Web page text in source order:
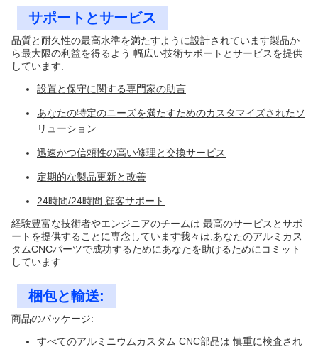
サポートとサービス
品質と耐久性の最高水準を満たすように設計されています製品か
ら最大限の利益を得るよう 幅広い技術サポートとサービスを提供
しています:
設置と保守に関する専門家の助言
あなたの特定のニーズを満たすためのカスタマイズされたソ
リューション
迅速かつ信頼性の高い修理と交換サービス
定期的な製品更新と改善
24時間/24時間 顧客サポート
経験豊富な技術者やエンジニアのチームは 最高のサービスとサポ
ートを提供することに専念しています我々は,あなたのアルミカス
タムCNCパーツで成功するためにあなたを助けるためにコミット
しています.
梱包と輸送:
商品のパッケージ:
すべてのアルミニウムカスタム CNC部品は 慎重に検査され